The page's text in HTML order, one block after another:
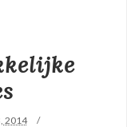
2014